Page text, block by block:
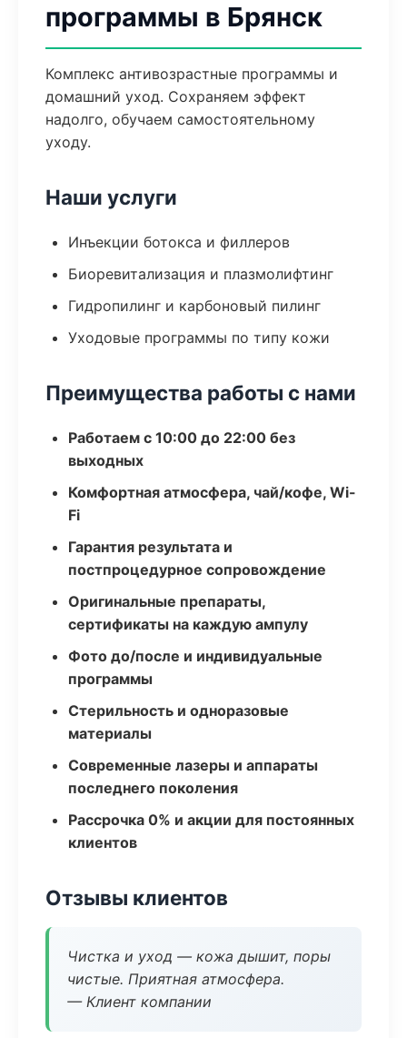
программы в Брянск
Комплекс антивозрастные программы и
домашний уход. Сохраняем эффект
надолго, обучаем самостоятельному
уходу.
Наши услуги
Инъекции ботокса и филлеров
Биоревитализация и плазмолифтинг
Гидропилинг и карбоновый пилинг
Уходовые программы по типу кожи
Преимущества работы с нами
Работаем с 10:00 до 22:00 без
выходных
Комфортная атмосфера, чай/кофе, Wi-
Fi
Гарантия результата и
постпроцедурное сопровождение
Оригинальные препараты,
сертификаты на каждую ампулу
Фото до/после и индивидуальные
программы
Стерильность и одноразовые
материалы
Современные лазеры и аппараты
последнего поколения
Рассрочка 0% и акции для постоянных
клиентов
Отзывы клиентов
Чистка и уход — кожа дышит, поры
чистые. Приятная атмосфера.
— Клиент компании